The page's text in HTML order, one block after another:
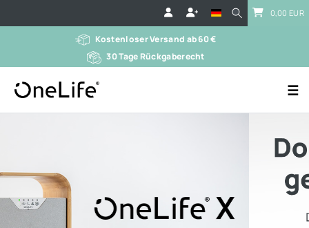
0,00 EUR
Kostenloser Versand ab 60 €
30 Tage Rückgaberecht
☰